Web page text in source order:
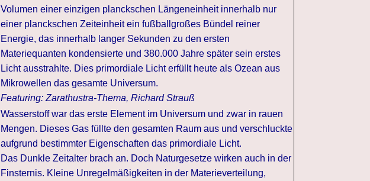
Volumen einer einzigen planckschen Längeneinheit innerhalb nur
einer planckschen Zeiteinheit ein fußballgroßes Bündel reiner
Energie, das innerhalb langer Sekunden zu den ersten
Materiequanten kondensierte und 380.000 Jahre später sein erstes
Licht ausstrahlte. Dies primordiale Licht erfüllt heute als Ozean aus
Mikrowellen das gesamte Universum.
Featuring: Zarathustra-Thema, Richard Strauß
Wasserstoff war das erste Element im Universum und zwar in rauen
Mengen. Dieses Gas füllte den gesamten Raum aus und verschluckte
aufgrund bestimmter Eigenschaften das primordiale Licht.
Das Dunkle Zeitalter brach an. Doch Naturgesetze wirken auch in der
Finsternis. Kleine Unregelmäßigkeiten in der Materieverteilung,